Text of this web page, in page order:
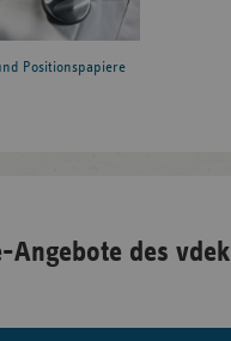
Positionspapiere
Angebote des vdek